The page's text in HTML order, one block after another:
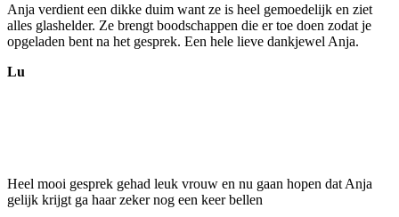
Anja verdient een dikke duim want ze is heel gemoedelijk en ziet
alles glashelder. Ze brengt boodschappen die er toe doen zodat je
opgeladen bent na het gesprek. Een hele lieve dankjewel Anja.
Lu
Heel mooi gesprek gehad leuk vrouw en nu gaan hopen dat Anja
gelijk krijgt ga haar zeker nog een keer bellen